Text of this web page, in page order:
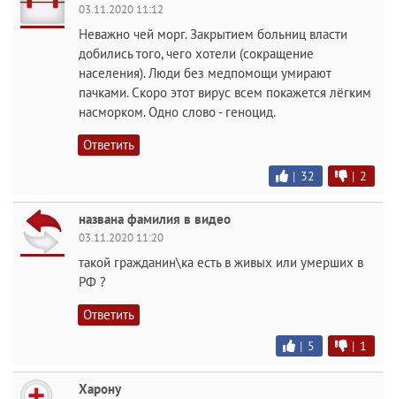
03.11.2020 11:12
Неважно чей морг. Закрытием больниц власти
добились того, чего хотели (сокращение
населения). Люди без медпомощи умирают
пачками. Скоро этот вирус всем покажется лёгким
насморком. Одно слово - геноцид.
Ответить
| 32 | 2
названа фамилия в видео
03.11.2020 11:20
такой гражданин\ка есть в живых или умерших в
РФ ?
Ответить
| 5 | 1
Харону